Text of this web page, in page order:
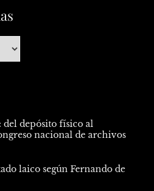
depósito físico al
nacional de archivos
laico según Fernando de